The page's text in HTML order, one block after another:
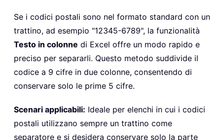
Se i codici postali sono nel formato standard con un
trattino, ad esempio "12345-6789", la funzionalità
Testo in colonne di Excel offre un modo rapido e
preciso per separarli. Questo metodo suddivide il
codice a 9 cifre in due colonne, consentendo di
conservare solo le prime 5 cifre.
Scenari applicabili: Ideale per elenchi in cui i codici
postali utilizzano sempre un trattino come
separatore e si desidera conservare solo la parte